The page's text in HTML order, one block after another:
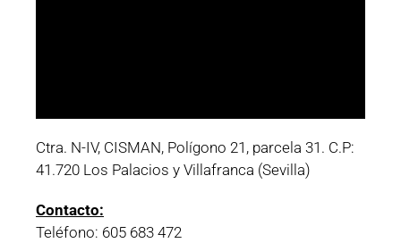
Ctra. N-IV, CISMAN, Polígono 21, parcela 31. C.P:
41.720 Los Palacios y Villafranca (Sevilla)
Contacto:
Teléfono: 605 683 472